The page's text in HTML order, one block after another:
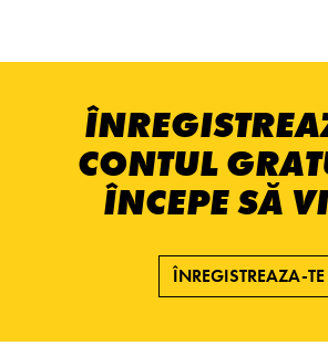
CONTUL
ÎNCEPE SĂ
ÎNREGISTREAZA-TE